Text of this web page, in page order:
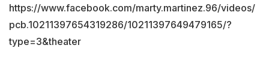
https://www.facebook.com/marty.martinez.96/videos/
pcb.10211397654319286/10211397649479165/?
type=3&theater